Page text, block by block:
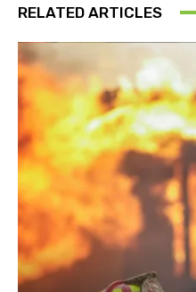
RELATED ARTICLES